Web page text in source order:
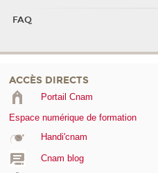
FAQ
ACCÈS DIRECTS
Portail Cnam
Espace numérique de formation
Handi'cnam
Cnam blog